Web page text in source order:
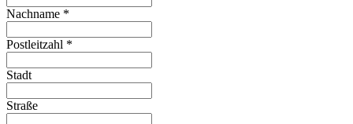
Nachname *
Postleitzahl *
Stadt
Straße